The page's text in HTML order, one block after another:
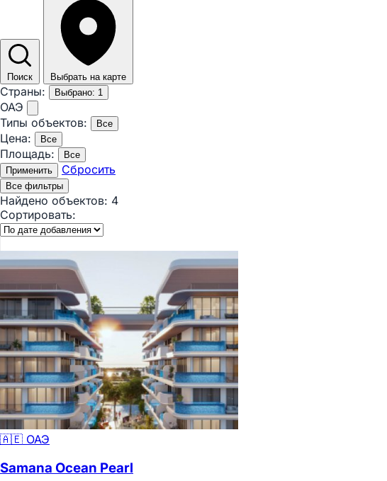
Поиск Выбрать на карте
Страны: Выбрано: 1
ОАЭ
Типы объектов:
Все
Цена: Все
Площадь:
Все
Применить
Сбросить
Все фильтры
Найдено объектов: 4
Сортировать:
🇦🇪 ОАЭ
Samana Ocean Pearl